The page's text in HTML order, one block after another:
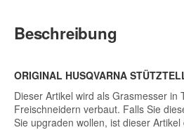
Beschreibung
ORIGINAL HUSQVARNA
Dieser Artikel wird als Grasmesser in
Freischneidern verbaut. Falls Sie
Sie upgraden wollen, ist dieser